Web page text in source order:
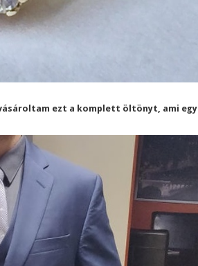
ezt a komplett öltönyt, ami egy